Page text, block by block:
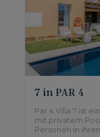
7 in PAR 4
Par 4 Villa 7 ist
mit privatem
Personen in